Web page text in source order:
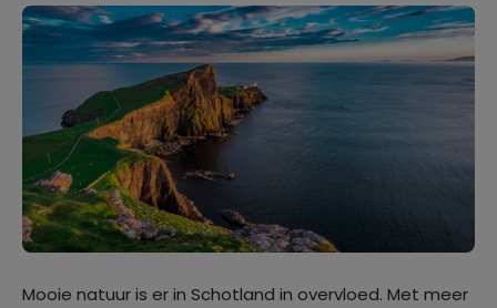
Mooie natuur is er in Schotland in overvloed. Met meer